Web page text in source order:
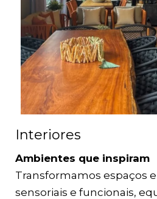
Interiores
Ambientes que inspiram
Transformamos espaços
sensoriais e funcionais,